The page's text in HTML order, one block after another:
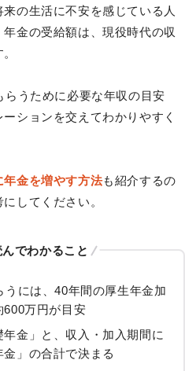
来の生活に不安を感じている人
金の受給額は、現役時代の収
うために必要な年収の目安
ションを交えてわかりやすく
年金を増やす方法も紹介するの
してください。
でわかること
うには、40年間の厚生年金加
600万円が目安
金」と、収入・加入期間に
」の合計で決まる